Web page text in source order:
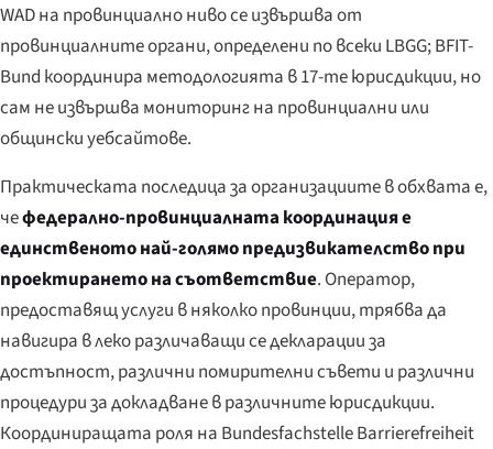
WAD на провинциално ниво се извършва от
провинциалните органи, определени по всеки LBGG; BFIT-
Bund координира методологията в 17-те юрисдикции, но
сам не извършва мониторинг на провинциални или
общински уебсайтове.
Практическата последица за организациите в обхвата е,
чефедерално-провинциалната координация е
единственото най-голямо предизвикателство при
проектирането на съответствие. Оператор,
предоставящ услуги в няколко провинции, трябва да
навигира в леко различаващи се декларации за
достъпност, различни помирителни съвети и различни
процедури за докладване в различните юрисдикции.
Координиращата роля на Bundesfachstelle Barrierefreiheit